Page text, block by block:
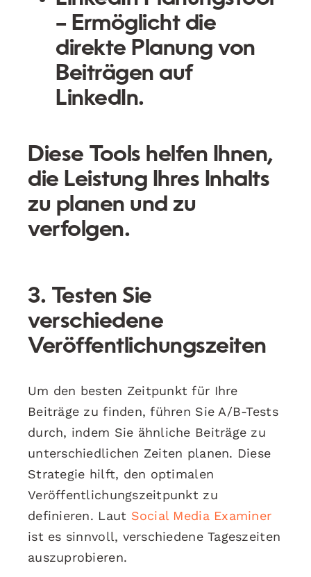
– Ermöglicht die
direkte Planung von
Beiträgen auf
LinkedIn.
Diese Tools helfen Ihnen,
die Leistung Ihres Inhalts
zu planen und zu
verfolgen.
3. Testen Sie
verschiedene
Veröffentlichungszeiten
Um den besten Zeitpunkt für Ihre
Beiträge zu finden, führen Sie A/B-Tests
durch, indem Sie ähnliche Beiträge zu
unterschiedlichen Zeiten planen. Diese
Strategie hilft, den optimalen
Veröffentlichungszeitpunkt zu
definieren. Laut Social Media Examiner
ist es sinnvoll, verschiedene Tageszeiten
auszuprobieren.